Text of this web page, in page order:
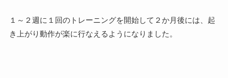
１～２週に１回のトレーニングを開始して２か月後には、起
き上がり動作が楽に行なえるようになりました。